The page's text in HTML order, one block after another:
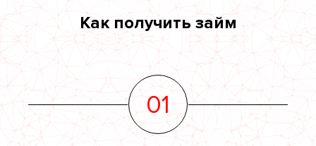
Как получить займ
01